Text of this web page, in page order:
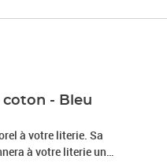
coton - Bleu
à votre literie. Sa
à votre literie une